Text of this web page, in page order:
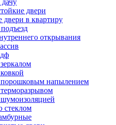
двери
в квартиру
открывания
порошковым напылением
стеклом